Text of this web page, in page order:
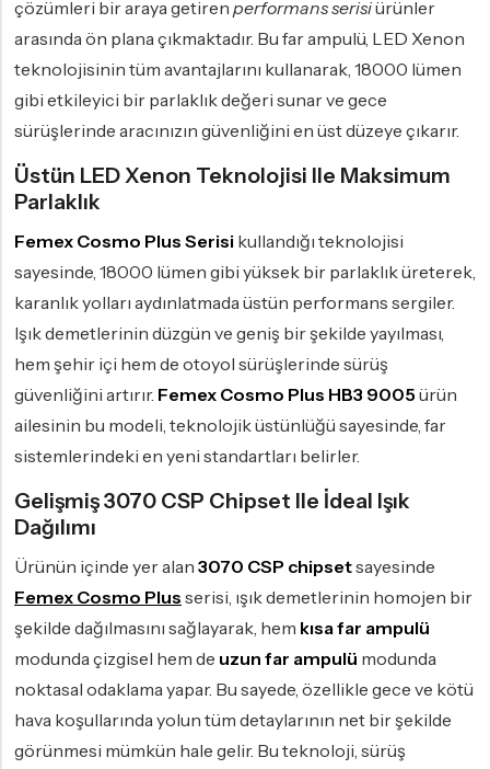
çözümleri bir araya getiren performans serisiürünler
arasında ön plana çıkmaktadır. Bu far ampulü, LED Xenon
teknolojisinin tüm avantajlarını kullanarak, 18000 lümen
gibi etkileyici bir parlaklık değeri sunar ve gece
sürüşlerinde aracınızın güvenliğini en üst düzeye çıkarır.
Üstün LED Xenon Teknolojisi Ile Maksimum
Parlaklık
Femex Cosmo Plus Serisi kullandığı teknolojisi
sayesinde, 18000 lümen gibi yüksek bir parlaklık üreterek,
karanlık yolları aydınlatmada üstün performans sergiler.
Işık demetlerinin düzgün ve geniş bir şekilde yayılması,
hem şehir içi hem de otoyol sürüşlerinde sürüş
güvenliğini artırır. Femex Cosmo Plus HB3 9005 ürün
ailesinin bu modeli, teknolojik üstünlüğü sayesinde, far
sistemlerindeki en yeni standartları belirler.
Gelişmiş 3070 CSP Chipset Ile İdeal Işık
Dağılımı
Ürünün içinde yer alan 3070 CSP chipsetsayesinde
Femex Cosmo Plus serisi, ışık demetlerinin homojen bir
şekilde dağılmasını sağlayarak, hem kısa far ampulü
modunda çizgisel hem de uzun far ampulü modunda
noktasal odaklama yapar. Bu sayede, özellikle gece ve kötü
hava koşullarında yolun tüm detaylarının net bir şekilde
görünmesi mümkün hale gelir. Bu teknoloji, sürüş